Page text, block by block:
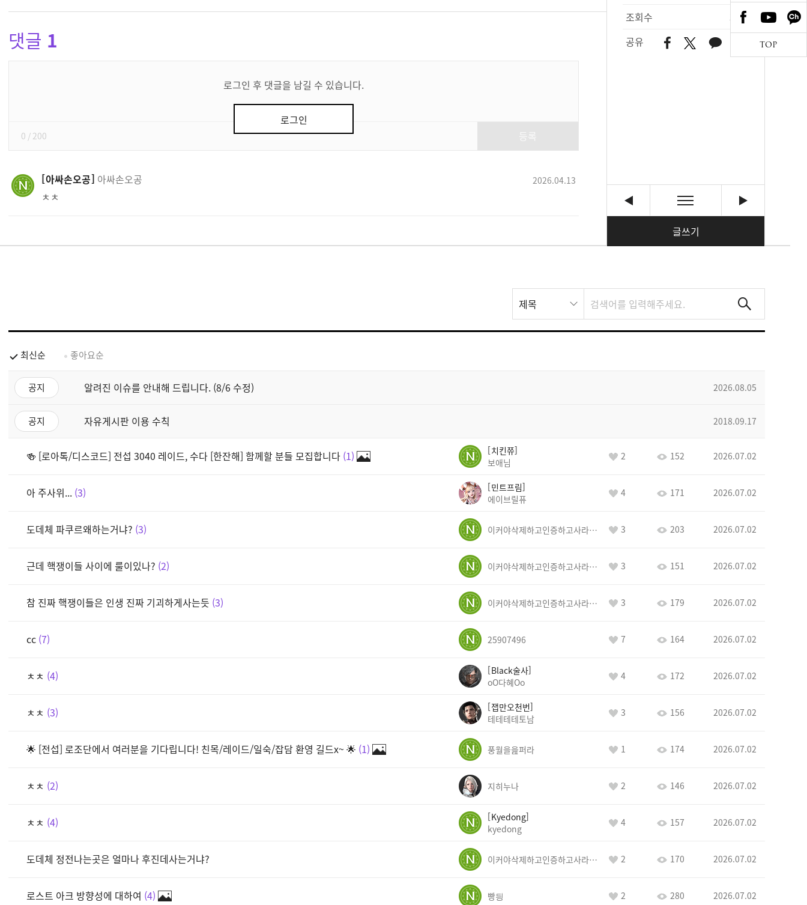
조회수
386
공유
글쓰기
댓글 1
로그인 후 댓글을 남길 수 있습니다.
로그인
0 / 200
아싸손오공 아싸손오공 2026.04.13
ㅊㅊ
스
트
제목
최신순 좋아요순
공지 알려진 이슈를 안내해 드립니다. (8/6 수정) 2026.08.05
공지 자유게시판 이용 수칙 2018.09.17
🍻 [로아톡/디스코드] 전섭 3040 레이드, 수다 [한잔해] 함께할 분들 모집합니다 1
치킨쮸
보애님
2 152 2026.07.02
아 주사위... 3
민트프림
에이브릴퓨
4 171 2026.07.02
도데체 파쿠르왜하는거냐? 3 이커야삭제하고인증하고사라지거라 3 203 2026.07.02
근데 핵쟁이들 사이에 룰이있나? 2 이커야삭제하고인증하고사라지거라 3 151 2026.07.02
참 진짜 핵쟁이들은 인생 진짜 기괴하게사는듯 3 이커야삭제하고인증하고사라지거라 3 179 2026.07.02
cc 7 25907496 7 164 2026.07.02
ㅊㅊ 4
Black술사
oO다혜Oo
4 172 2026.07.02
ㅊㅊ 3
잽만오천번
테테테테토남
3 156 2026.07.02
🌟 [전섭] 로조단에서 여러분을 기다립니다! 친목/레이드/일숙/잡담 환영 길드x~ 🌟 1 풍월을읊퍼라 1 174 2026.07.02
ㅊㅊ 2 지히누나 2 146 2026.07.02
ㅊㅊ 4
Kyedong
kyedong
4 157 2026.07.02
도데체 정전나는곳은 얼마나 후진데사는거냐? 이커야삭제하고인증하고사라지거라 2 170 2026.07.02
로스트 아크 방향성에 대하여 4 빵딍 2 280 2026.07.02
TOP